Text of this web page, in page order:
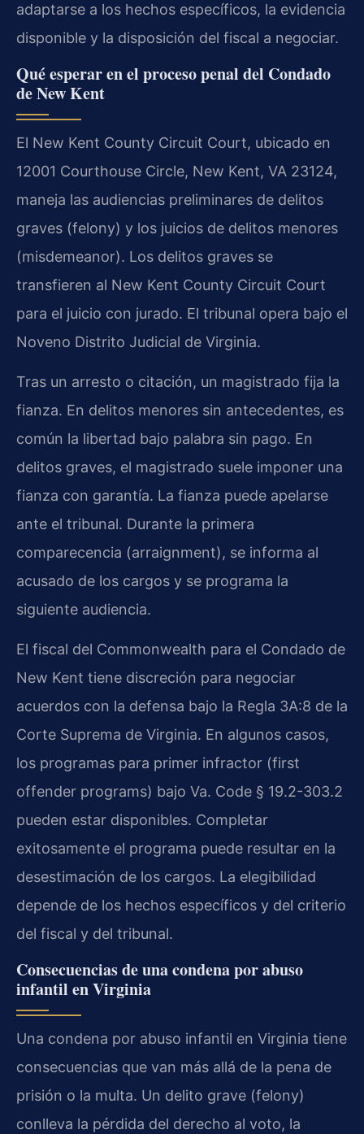
adaptarse a los hechos específicos, la evidencia
disponible y la disposición del fiscal a negociar.
Qué esperar en el proceso penal del Condado
de New Kent
El New Kent County Circuit Court, ubicado en
12001 Courthouse Circle, New Kent, VA 23124,
maneja las audiencias preliminares de delitos
graves (felony) y los juicios de delitos menores
(misdemeanor). Los delitos graves se
transfieren al New Kent County Circuit Court
para el juicio con jurado. El tribunal opera bajo el
Noveno Distrito Judicial de Virginia.
Tras un arresto o citación, un magistrado fija la
fianza. En delitos menores sin antecedentes, es
común la libertad bajo palabra sin pago. En
delitos graves, el magistrado suele imponer una
fianza con garantía. La fianza puede apelarse
ante el tribunal. Durante la primera
comparecencia (arraignment), se informa al
acusado de los cargos y se programa la
siguiente audiencia.
El fiscal del Commonwealth para el Condado de
New Kent tiene discreción para negociar
acuerdos con la defensa bajo la Regla 3A:8 de la
Corte Suprema de Virginia. En algunos casos,
los programas para primer infractor (first
offender programs) bajo Va. Code § 19.2-303.2
pueden estar disponibles. Completar
exitosamente el programa puede resultar en la
desestimación de los cargos. La elegibilidad
depende de los hechos específicos y del criterio
del fiscal y del tribunal.
Consecuencias de una condena por abuso
infantil en Virginia
Una condena por abuso infantil en Virginia tiene
consecuencias que van más allá de la pena de
prisión o la multa. Un delito grave (felony)
conlleva la pérdida del derecho al voto, la